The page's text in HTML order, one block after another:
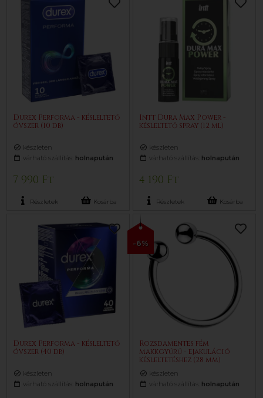
Durex Performa - késleltető
óvszer (10 db)
készleten
várható szállítás: holnapután
7 990 Ft
Részletek Kosárba
Intt Dura Max Power -
késleltető spray (12 ml)
készleten
várható szállítás: holnapután
4 190 Ft
Részletek Kosárba
Durex Performa - késleltető
óvszer (40 db)
készleten
várható szállítás: holnapután
-6%
Rozsdamentes fém
makkgyűrű - ejakuláció
késleltetéshez (28 mm)
készleten
várható szállítás: holnapután